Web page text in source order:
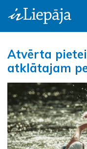
Atvērta
atklātajam